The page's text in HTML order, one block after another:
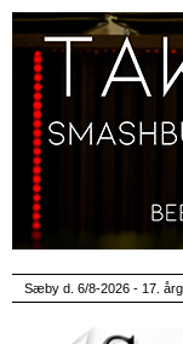
Sæby d. 6/8-2026 - 17.